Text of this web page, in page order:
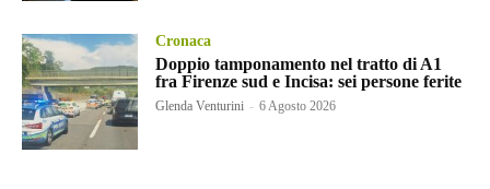
Cronaca
Doppio tamponamento nel tratto di A1
fra Firenze sud e Incisa: sei persone ferite
Glenda Venturini - 6 Agosto 2026